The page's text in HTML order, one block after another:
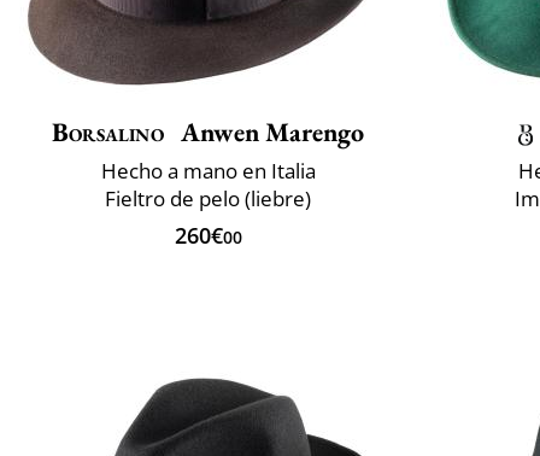
Borsalino Anwen Marengo
Hecho a mano en Italia
Fieltro de pelo (liebre)
260€00